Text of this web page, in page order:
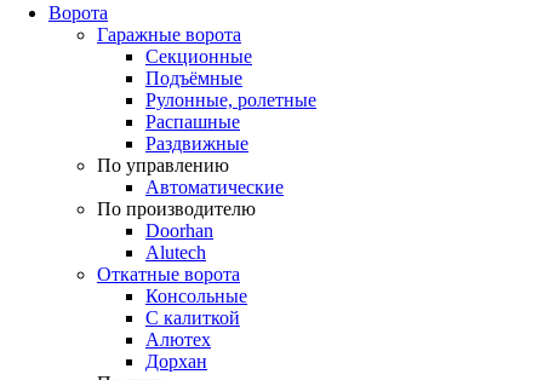
Ворота
Гаражные ворота
Секционные
Подъёмные
Рулонные, ролетные
Распашные
Раздвижные
По управлению
Автоматические
По производителю
Doorhan
Alutech
Откатные ворота
Консольные
С калиткой
Алютех
Дорхан